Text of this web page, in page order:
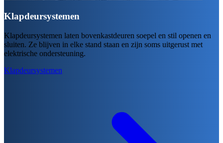
Klapdeursystemen
Klapdeursystemen laten bovenkastdeuren soepel en stil openen en
sluiten. Ze blijven in elke stand staan en zijn soms uitgerust met
elektrische ondersteuning.
Klapdeursystemen